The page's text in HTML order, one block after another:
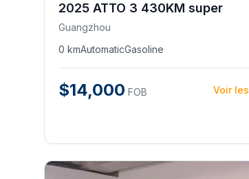
2025 ATTO 3 430KM super
Guangzhou
0 kmAutomaticGasoline
$14,000 FOB Voir